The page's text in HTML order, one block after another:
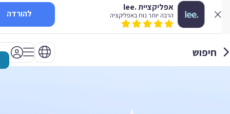
אפליקציית .lee
הרבה יותר נוח באפליקציה להורדה
חיפוש